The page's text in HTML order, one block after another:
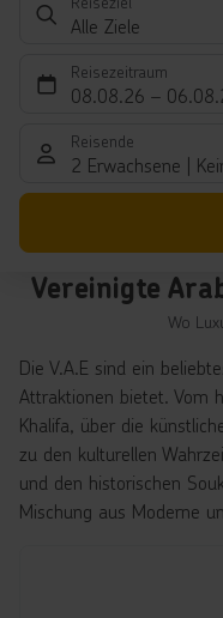
Alle Ziele
Reisezeitraum
08.08.26 –
Reisende
2 Erwachsene
Vereinigte
Wo
Die V.A.E sind ein
Attraktionen bietet. Vom
Khalifa, über die
zu den kulturellen
und den historischen
Mischung aus Moderne